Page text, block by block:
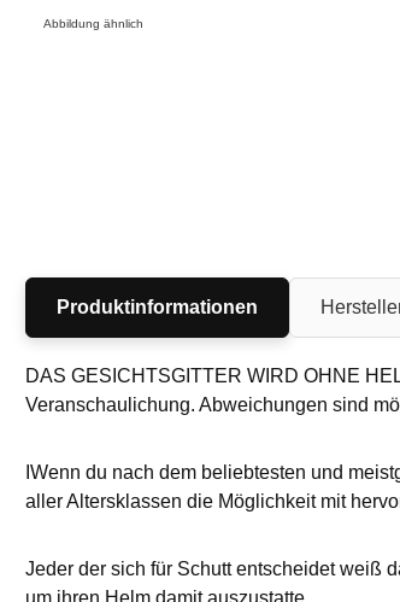
Abbildung ähnlich
Produktinformationen
DAS GESICHTSGITTER WIRD OHNE
Veranschaulichung. Abweichungen sind
IWenn du nach dem beliebtesten und
aller Altersklassen die Möglichkeit mit
Jeder der sich für Schutt entscheidet weiß